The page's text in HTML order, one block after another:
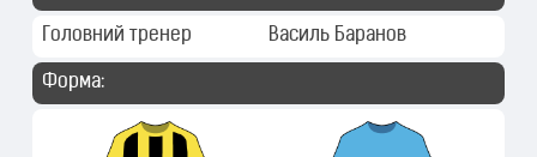
Головний тренер Василь Баранов
Форма: